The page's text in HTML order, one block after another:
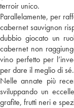
terroir unico.
Parallelamente, per
cabernet sauvignon
dubbio giocato un
cabernet non
vino perfetto per
per dare il meglio di sé.
Nelle annate più
sviluppando un
grafite, frutti neri e